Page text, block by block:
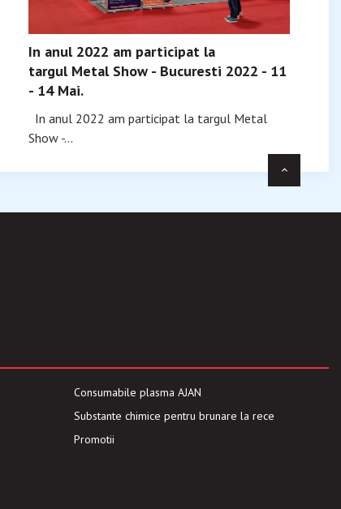
In anul 2022 am participat la
targul Metal Show - Bucuresti 2022 - 11
- 14 Mai.
In anul 2022 am participat la targul Metal
Show -...
Consumabile plasma AJAN
Substante chimice pentru brunare la rece
Promotii